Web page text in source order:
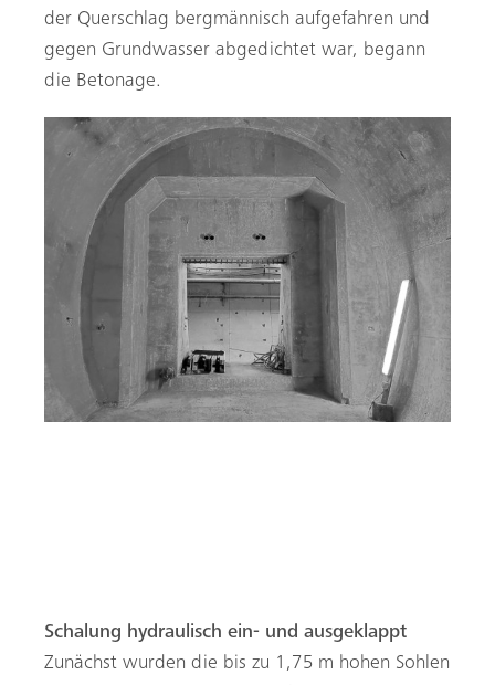
der Querschlag bergmännisch aufgefahren und
gegen Grundwasser abgedichtet war, begann
die Betonage.
Schalung hydraulisch ein- und ausgeklappt
Zunächst wurden die bis zu 1,75 m hohen Sohlen